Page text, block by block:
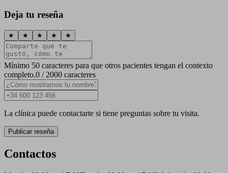
Deja tu reseña
★ ★ ★ ★ ★
Mínimo 50 caracteres para que otros pacientes tengan el contexto
completo.0 / 2000 caracteres
La clínica puede contactarte si tiene preguntas sobre tu visita.
Publicar reseña
Contactos